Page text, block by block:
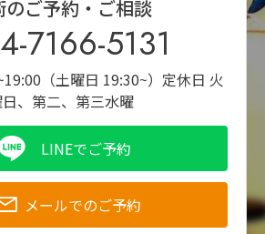
のご予約・ご相談
7166-5131
（土曜日 19:30~） 定休日 火
、第二、第三水曜
LINEでご予約
メールでのご予約